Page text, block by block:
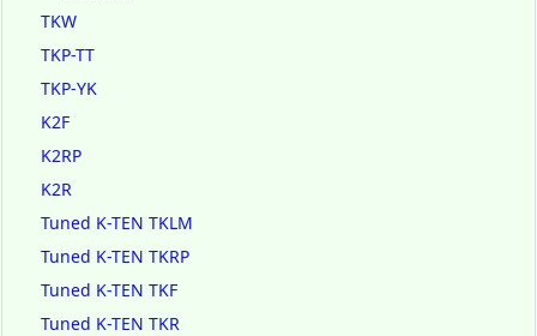
TKW
TKP-TT
TKP-YK
K2F
K2RP
K2R
Tuned K-TEN TKLM
Tuned K-TEN TKRP
Tuned K-TEN TKF
Tuned K-TEN TKR